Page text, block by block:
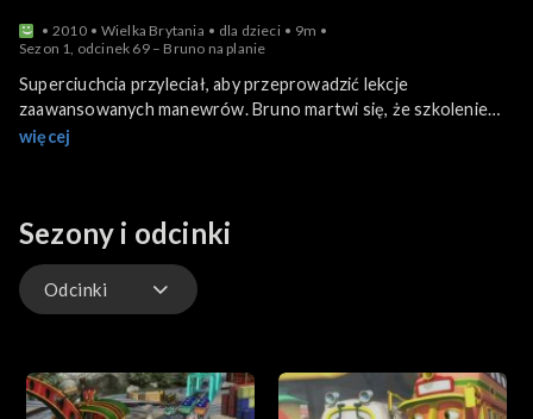
2010 Wielka Brytania dla dzieci
9m
Sezon 1, odcinek 69 – Bruno na planie
Superciuchcia przyleciał, aby przeprowadzić lekcje
zaawansowanych manewrów. Bruno martwi się, że szkolenie
nie idzie mu najlepiej. Pociągi muszą trenować, gdyż
więcej
Sezony i odcinki
Odcinki